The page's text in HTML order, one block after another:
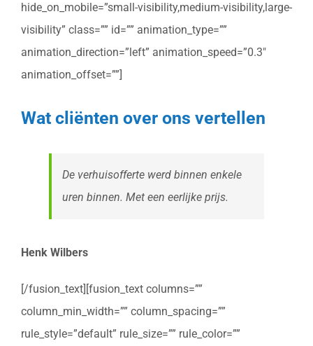
hide_on_mobile=”small-visibility,medium-visibility,large-
visibility” class=”” id=”” animation_type=””
animation_direction=”left” animation_speed=”0.3″
animation_offset=””]
Wat cliënten over ons vertellen
De verhuisofferte werd binnen enkele
uren binnen. Met een eerlijke prijs.
Henk Wilbers
[/fusion_text][fusion_text columns=””
column_min_width=”” column_spacing=””
rule_style=”default” rule_size=”” rule_color=””